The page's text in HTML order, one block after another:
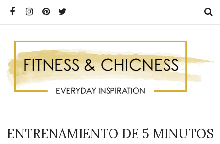
ENTRENAMIENTO DE 5 MINUTOS